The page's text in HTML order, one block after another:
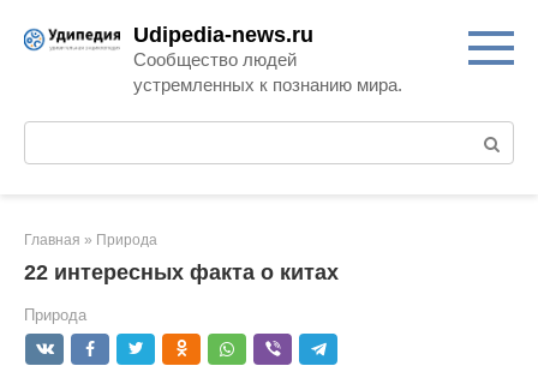
Udipedia-news.ru
Сообщество людей
устремленных к познанию мира.
Главная » Природа
22 интересных факта о китах
Природа